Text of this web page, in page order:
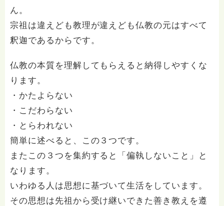
ん。
宗祖は違えども教理が違えども仏教の元はすべて
釈迦であるからです。
仏教の本質を理解してもらえると納得しやすくな
ります。
・かたよらない
・こだわらない
・とらわれない
簡単に述べると、この３つです。
またこの３つを集約すると「偏執しないこと」と
なります。
いわゆる人は思想に基づいて生活をしています。
その思想は先祖から受け継いできた善き教えを遵